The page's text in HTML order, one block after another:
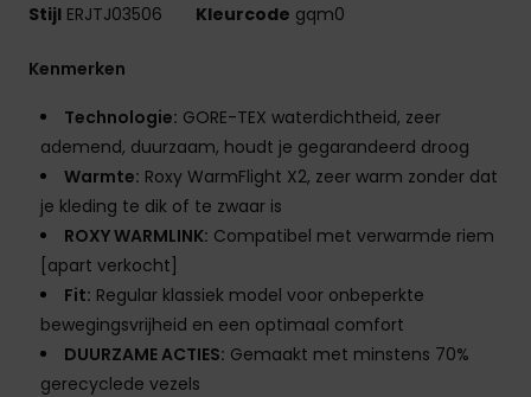
Stijl ERJTJ03506 Kleurcode gqm0
Kenmerken
Technologie: GORE-TEX waterdichtheid, zeer
ademend, duurzaam, houdt je gegarandeerd droog
Warmte: Roxy WarmFlight X2, zeer warm zonder dat
je kleding te dik of te zwaar is
ROXY WARMLINK: Compatibel met verwarmde riem
[apart verkocht]
Fit: Regular klassiek model voor onbeperkte
bewegingsvrijheid en een optimaal comfort
DUURZAME ACTIES: Gemaakt met minstens 70%
gerecyclede vezels